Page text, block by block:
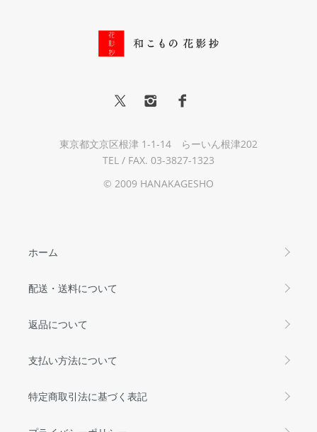
東京都文京区根津 1-1-14 らーいん根津202
TEL / FAX. 03-3827-1323
© 2009 HANAKAGESHO
ホーム
配送・送料について
返品について
支払い方法について
特定商取引法に基づく表記